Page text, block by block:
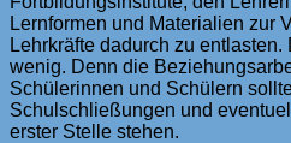
Lernformen und Materialien zur
Lehrkräfte dadurch zu
wenig. Denn die
Schülerinnen und Schülern
Schulschließungen und
erster Stelle stehen.